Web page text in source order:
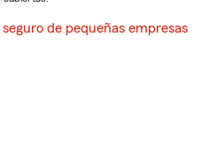
seguro de pequeñas empresas